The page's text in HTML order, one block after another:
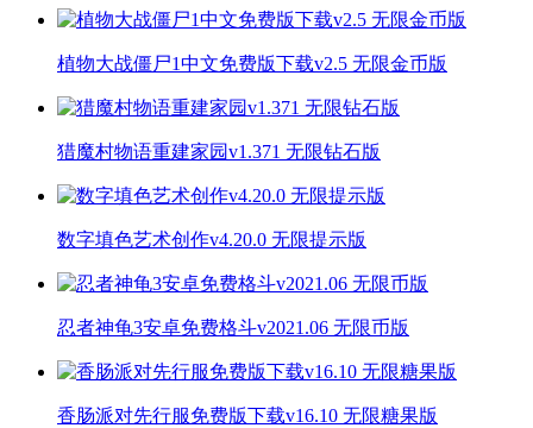
植物大战僵尸1中文免费版下载v2.5 无限金币版
猎魔村物语重建家园v1.371 无限钻石版
数字填色艺术创作v4.20.0 无限提示版
忍者神龟3安卓免费格斗v2021.06 无限币版
香肠派对先行服免费版下载v16.10 无限糖果版